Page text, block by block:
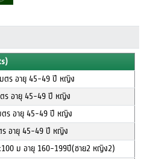
มตร อายุ 45-49 ปี หญิง
ตร อายุ 45-49 ปี หญิง
ตร อายุ 45-49 ปี หญิง
ร อายุ 45-49 ปี หญิง
ม อายุ 160-199ปี(ชาย2 หญิง2)